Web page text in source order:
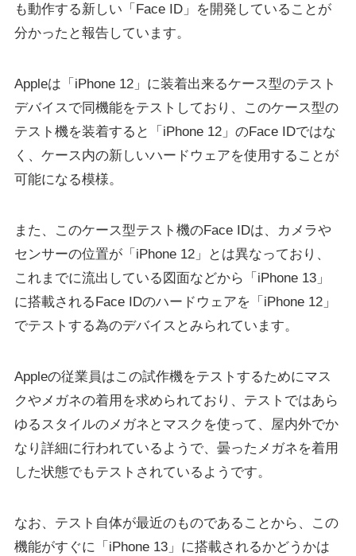
も動作する新しい「Face ID」を開発していることが
分かったと報告しています。
Appleは「iPhone 12」に装着出来るケース型のテスト
デバイスで同機能をテストしており、このケース型の
テスト機を装着すると「iPhone 12」のFace IDではな
く、ケース内の新しいハードウェアを使用することが
可能になる模様。
また、このケース型テスト機のFace IDは、カメラや
センサーの位置が「iPhone 12」とは異なっており、
これまでに流出している図面などから「iPhone 13」
に搭載されるFace IDのハードウェアを「iPhone 12」
でテストする為のデバイスとみられています。
Appleの従業員はこの試作機をテストするためにマス
クやメガネの着用を求められており、テストではあら
ゆるスタイルのメガネとマスクを使って、屋内外でか
なり詳細に行われているようで、曇ったメガネを着用
した状態でもテストされているようです。
なお、テスト自体が最近のものであることから、この
機能がすぐに「iPhone 13」に搭載されるかどうかは